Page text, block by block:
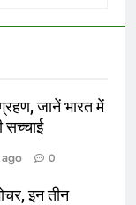
जानें भारत में
0
इन तीन